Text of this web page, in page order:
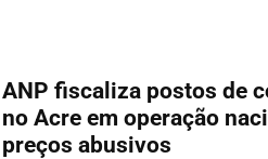
ANP fiscaliza postos de
no Acre em operação
preços abusivos